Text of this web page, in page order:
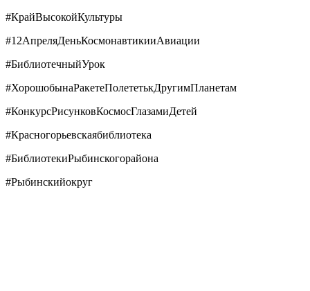
#КрайВысокойКультуры
#12АпреляДеньКосмонавтикииАвиации
#БиблиотечныйУрок
#ХорошобынаРакетеПолететькДругимПланетам
#КонкурсРисунковКосмосГлазамиДетей
#Красногорьевскаябиблиотека
#БиблиотекиРыбинскогорайона
#Рыбинскийокруг